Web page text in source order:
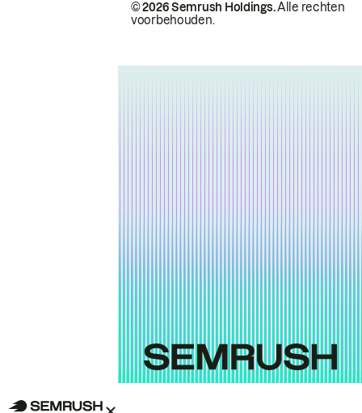
© 2026 Semrush Holdings.Alle rechten
voorbehouden.